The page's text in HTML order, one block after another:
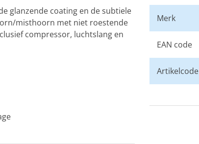
glanzende coating en de subtiele
misthoorn met niet roestende
compressor, luchtslang en
Merk
EAN code
Artikelcode